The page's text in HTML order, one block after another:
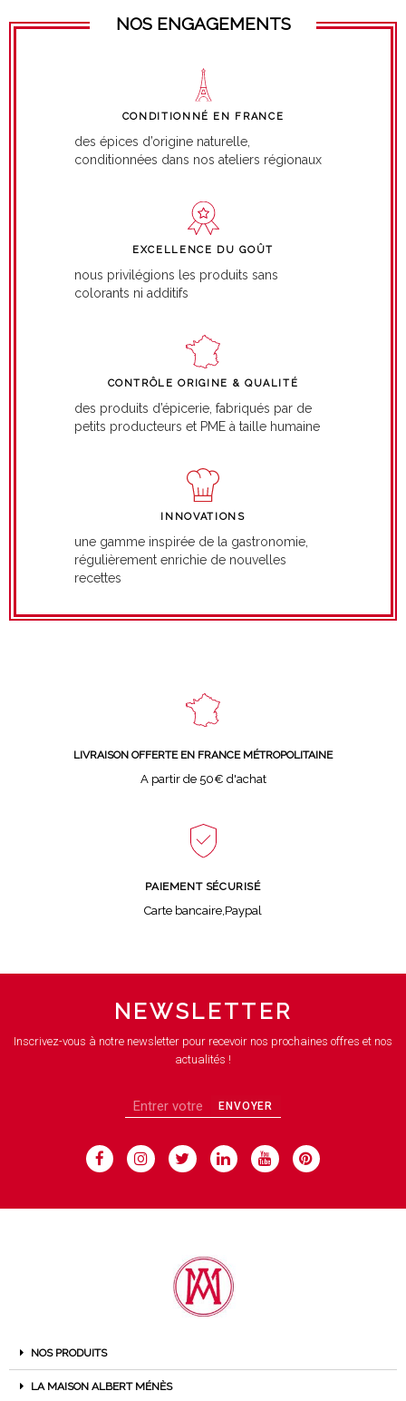
NOS ENGAGEMENTS
CONDITIONNÉ EN FRANCE
des épices d’origine naturelle,
conditionnées dans nos ateliers régionaux
EXCELLENCE DU GOÛT
nous privilégions les produits sans
colorants ni additifs
CONTRÔLE ORIGINE & QUALITÉ
des produits d’épicerie, fabriqués par de
petits producteurs et PME à taille humaine
INNOVATIONS
une gamme inspirée de la gastronomie,
régulièrement enrichie de nouvelles
recettes
LIVRAISON OFFERTE EN FRANCE MÉTROPOLITAINE
A partir de 50€ d'achat
PAIEMENT SÉCURISÉ
Carte bancaire,Paypal
NEWSLETTER
Inscrivez-vous à notre newsletter pour recevoir nos prochaines offres et nos
actualités !
ENVOYER
NOS PRODUITS
LA MAISON ALBERT MÉNÈS